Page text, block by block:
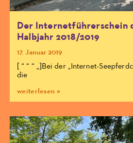
Der Internetführerschein
Halbjahr 2018/2019
17. Januar 2019
[ “ “ “ „]Bei der „Internet-
die
weiterlesen »